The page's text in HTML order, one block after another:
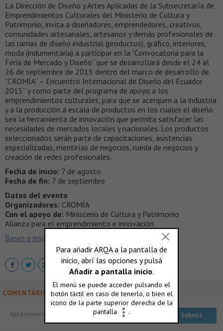
La Dirección de Diseño y Artes Aplicadas de la Subsecretaría de
Emprendimientos Culturales del Ministerio de Cultura y
Patrimonio, invita a diseñadores, emprendedores, creativos,
comunidades artesanales, artesanos y demás profesionales de
las ramas de diseño industrial (productos), gráfico, interiores,
moda (indumentaria) a participar en la “Convocatoria para la
Feria de Mercado y Diseño” que se desarrollará desde el 24 al
26 de septiembre de 2015 dentro del marco de desarrollo de
“CROMÍA” – Encuentro Internacional de Diseño del Ecuador
2015” y como parte del programa de apoyo a los
emprendimientos culturales, para que se acerquen a la industria
y a la producción a escala de productos en los cuales el diseño
sea la herramienta de innovación que permita satisfacer las
necesidades de mercados locales y nacionales. Los productos
seleccionados serán parte de capacitaciones, asistencias
especializadas, mentirías de negocios, rueda de negocios y
creación de redes profesionales.
Fecha de inicio: 7 de agosto
Fecha de fin: 7 de septiembre
Datos del evento
Organizadores: CROMÍA
Con el apoyo de: Ministerio de Cultura y Patrimonio
Alianza para el emprendimiento e innovación
Bases e inscripción
COMENTARIOS